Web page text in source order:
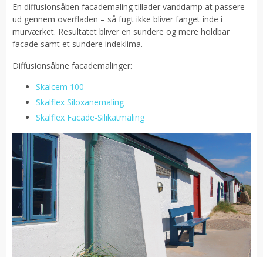
En diffusionsåben facademaling tillader vanddamp at passere
ud gennem overfladen – så fugt ikke bliver fanget inde i
murværket. Resultatet bliver en sundere og mere holdbar
facade samt et sundere indeklima.
Diffusionsåbne facademalinger:
Skalcem 100
Skalflex Siloxanemaling
Skalflex Facade-Silikatmaling